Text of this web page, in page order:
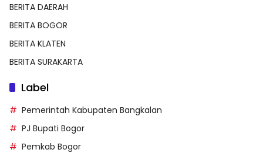
BERITA DAERAH
BERITA BOGOR
BERITA KLATEN
BERITA SURAKARTA
Label
Pemerintah Kabupaten Bangkalan
PJ Bupati Bogor
Pemkab Bogor